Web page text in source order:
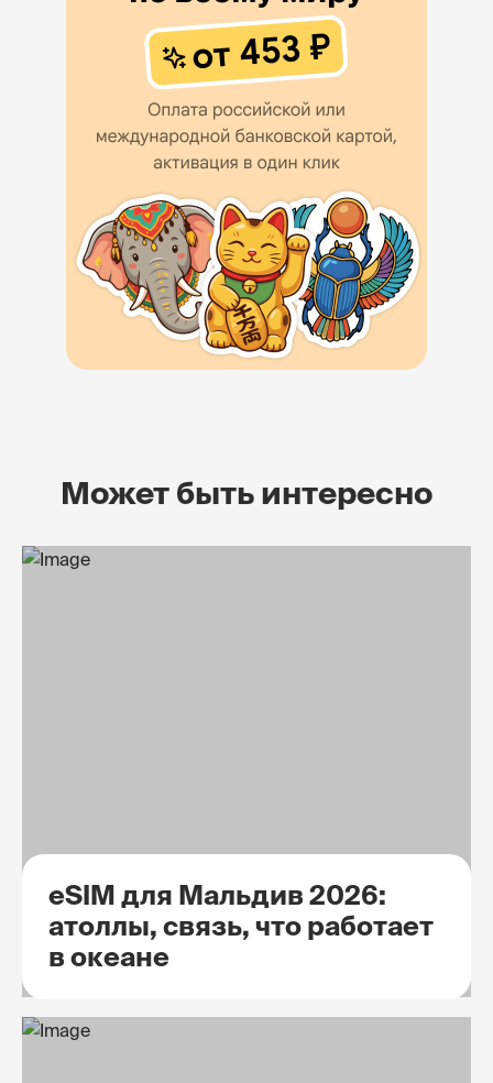
Может быть интересно
eSIM для Мальдив 2026:
атоллы, связь, что работает
в океане